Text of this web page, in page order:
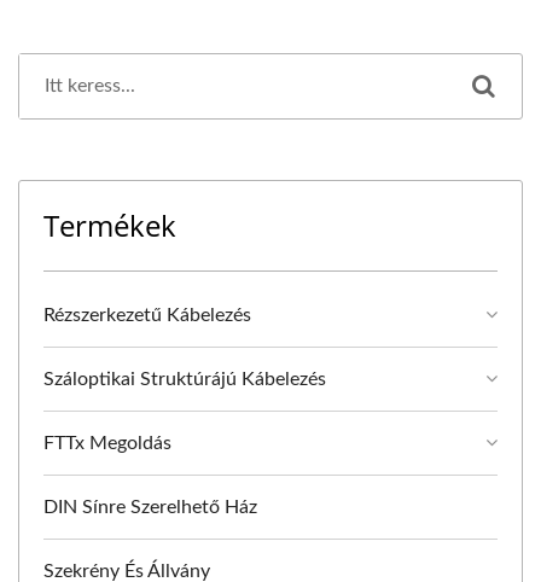
Termékek
Rézszerkezetű Kábelezés
Száloptikai Struktúrájú Kábelezés
FTTx Megoldás
DIN Sínre Szerelhető Ház
Szekrény És Állvány